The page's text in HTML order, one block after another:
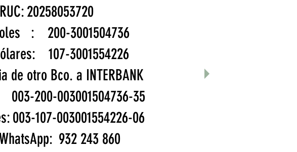
20258053720
: 200-3001504736
107-3001554226
de otro Bco. a INTERBANK
003-200-003001504736-35
003-107-003001554226-06
932 243 860